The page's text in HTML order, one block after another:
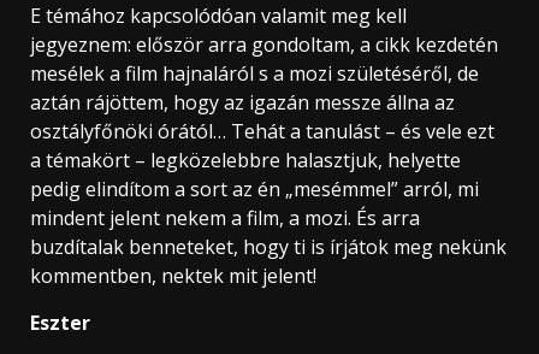
E témához kapcsolódóan valamit meg kell
jegyeznem: először arra gondoltam, a cikk kezdetén
mesélek a film hajnaláról s a mozi születéséről, de
aztán rájöttem, hogy az igazán messze állna az
osztályfőnöki órától… Tehát a tanulást – és vele ezt
a témakört – legközelebbre halasztjuk, helyette
pedig elindítom a sort az én „mesémmel” arról, mi
mindent jelent nekem a film, a mozi. És arra
buzdítalak benneteket, hogy ti is írjátok meg nekünk
kommentben, nektek mit jelent!
Eszter